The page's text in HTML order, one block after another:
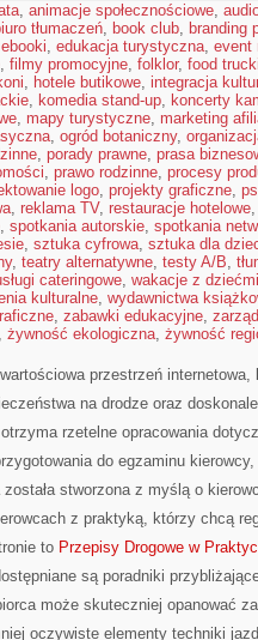
, animacje społecznościowe,
tłumaczeń, book club, branding
ebooki, edukacja turystyczna, event
, filmy promocyjne, folklor, food
, hotele butikowe, integracja
, komedia stand-up, koncerty
, mapy turystyczne, marketing
, ogród botaniczny,
, porady prawne, prasa
, prawo rodzinne, procesy
logo, projekty graficzne,
, reklama TV, restauracje hotelowe
, spotkania autorskie, spotkania
, sztuka cyfrowa, sztuka dla
, teatry alternatywne, testy A/B,
cateringowe, wakacje z dziećmi
kulturalne, wydawnictwa
, zabawki edukacyjne,
, żywność ekologiczna, żywność
przestrzeń
na drodze oraz
rzetelne opracowania
do egzaminu
stworzona z myślą o
z praktyką, którzy chcą
to Przepisy Drogowe w
są poradniki
może skuteczniej opanować
oczywiste elementy techniki